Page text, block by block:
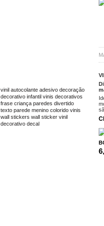
vinil autocolante adesivo decoração
decorativo infantil vinis decorativos
frase criança paredes divertido
texto parede menino colorido vinis
wall stickers wall sticker vinil
decorativo decal